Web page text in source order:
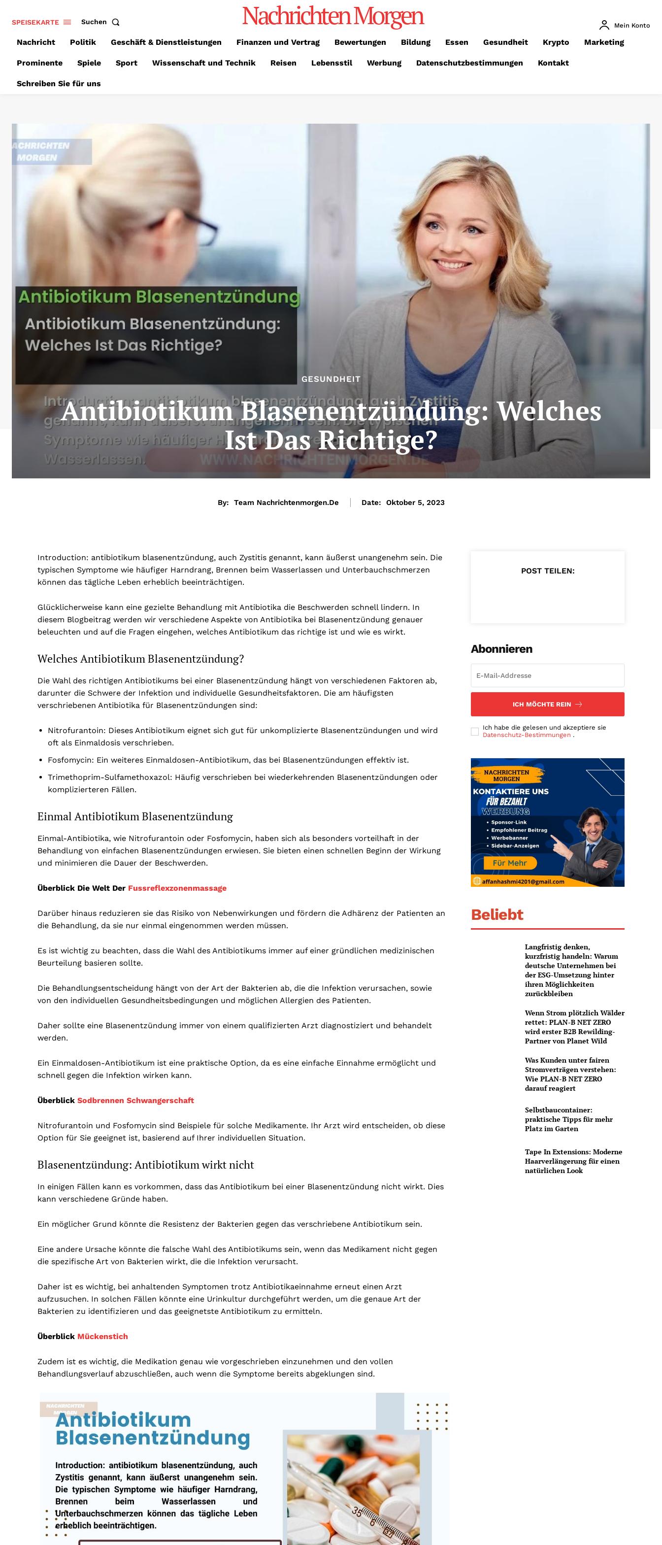
SPEISEKARTE Suchen Nachrichten Morgen Mein Konto
Nachricht Politik Geschäft & Dienstleistungen Finanzen und Vertrag Bewertungen Bildung Essen Gesundheit Krypto Marketing
Prominente Spiele Sport Wissenschaft und Technik Reisen Lebensstil Werbung Datenschutzbestimmungen Kontakt
Schreiben Sie für uns
GESUNDHEIT
Antibiotikum Blasenentzündung: Welches
Ist Das Richtige?
By: Team Nachrichtenmorgen.de Date: Oktober 5, 2023
Introduction: antibiotikum blasenentzündung, auch Zystitis genannt, kann äußerst unangenehm sein. Die
typischen Symptome wie häufiger Harndrang, Brennen beim Wasserlassen und Unterbauchschmerzen
können das tägliche Leben erheblich beeinträchtigen.
Glücklicherweise kann eine gezielte Behandlung mit Antibiotika die Beschwerden schnell lindern. In
diesem Blogbeitrag werden wir verschiedene Aspekte von Antibiotika bei Blasenentzündung genauer
beleuchten und auf die Fragen eingehen, welches Antibiotikum das richtige ist und wie es wirkt.
Welches Antibiotikum Blasenentzündung?
Die Wahl des richtigen Antibiotikums bei einer Blasenentzündung hängt von verschiedenen Faktoren ab,
darunter die Schwere der Infektion und individuelle Gesundheitsfaktoren. Die am häufigsten
verschriebenen Antibiotika für Blasenentzündungen sind:
Nitrofurantoin: Dieses Antibiotikum eignet sich gut für unkomplizierte Blasenentzündungen und wird
oft als Einmaldosis verschrieben.
Fosfomycin: Ein weiteres Einmaldosen-Antibiotikum, das bei Blasenentzündungen effektiv ist.
Trimethoprim-Sulfamethoxazol: Häufig verschrieben bei wiederkehrenden Blasenentzündungen oder
komplizierteren Fällen.
Einmal Antibiotikum Blasenentzündung
Einmal-Antibiotika, wie Nitrofurantoin oder Fosfomycin, haben sich als besonders vorteilhaft in der
Behandlung von einfachen Blasenentzündungen erwiesen. Sie bieten einen schnellen Beginn der Wirkung
und minimieren die Dauer der Beschwerden.
Überblick Die Welt Der Fussreflexzonenmassage
Darüber hinaus reduzieren sie das Risiko von Nebenwirkungen und fördern die Adhärenz der Patienten an
die Behandlung, da sie nur einmal eingenommen werden müssen.
Es ist wichtig zu beachten, dass die Wahl des Antibiotikums immer auf einer gründlichen medizinischen
Beurteilung basieren sollte.
Die Behandlungsentscheidung hängt von der Art der Bakterien ab, die die Infektion verursachen, sowie
von den individuellen Gesundheitsbedingungen und möglichen Allergien des Patienten.
Daher sollte eine Blasenentzündung immer von einem qualifizierten Arzt diagnostiziert und behandelt
werden.
Ein Einmaldosen-Antibiotikum ist eine praktische Option, da es eine einfache Einnahme ermöglicht und
schnell gegen die Infektion wirken kann.
Überblick Sodbrennen Schwangerschaft
Nitrofurantoin und Fosfomycin sind Beispiele für solche Medikamente. Ihr Arzt wird entscheiden, ob diese
Option für Sie geeignet ist, basierend auf Ihrer individuellen Situation.
Blasenentzündung: Antibiotikum wirkt nicht
In einigen Fällen kann es vorkommen, dass das Antibiotikum bei einer Blasenentzündung nicht wirkt. Dies
kann verschiedene Gründe haben.
Ein möglicher Grund könnte die Resistenz der Bakterien gegen das verschriebene Antibiotikum sein.
Eine andere Ursache könnte die falsche Wahl des Antibiotikums sein, wenn das Medikament nicht gegen
die spezifische Art von Bakterien wirkt, die die Infektion verursacht.
Daher ist es wichtig, bei anhaltenden Symptomen trotz Antibiotikaeinnahme erneut einen Arzt
aufzusuchen. In solchen Fällen könnte eine Urinkultur durchgeführt werden, um die genaue Art der
Bakterien zu identifizieren und das geeignetste Antibiotikum zu ermitteln.
Überblick Mückenstich
Zudem ist es wichtig, die Medikation genau wie vorgeschrieben einzunehmen und den vollen
Behandlungsverlauf abzuschließen, auch wenn die Symptome bereits abgeklungen sind.
POST TEILEN:
Abonnieren
ICH MÖCHTE REIN
Ich habe die gelesen und akzeptiere sie
Datenschutz-Bestimmungen .
Beliebt
Langfristig denken,
kurzfristig handeln: Warum
deutsche Unternehmen bei
der ESG-Umsetzung hinter
ihren Möglichkeiten
zurückbleiben
Wenn Strom plötzlich Wälder
rettet: PLAN-B NET ZERO
wird erster B2B Rewilding-
Partner von Planet Wild
Was Kunden unter fairen
Stromverträgen verstehen:
Wie PLAN-B NET ZERO
darauf reagiert
Selbstbaucontainer:
praktische Tipps für mehr
Platz im Garten
Tape In Extensions: Moderne
Haarverlängerung für einen
natürlichen Look